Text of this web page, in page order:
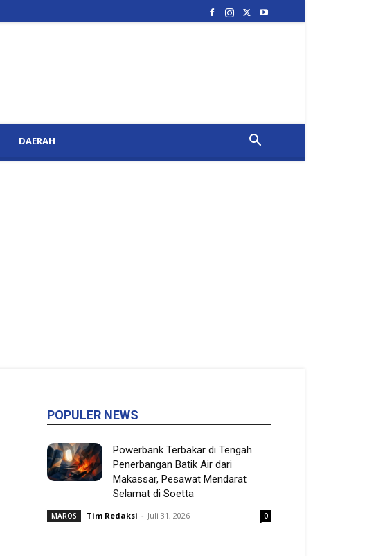
DAERAH
POPULER NEWS
Powerbank Terbakar di Tengah
Penerbangan Batik Air dari
Makassar, Pesawat Mendarat
Selamat di Soetta
MAROS Tim Redaksi - Juli 31, 2026 0